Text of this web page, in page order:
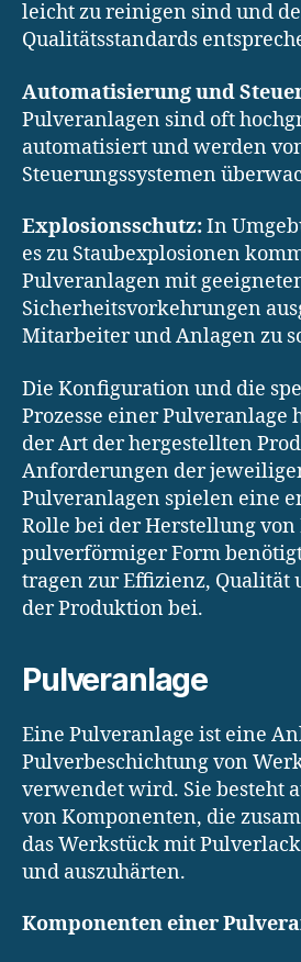
leicht zu reinigen sind und
Qualitätsstandards
Automatisierung und
Pulveranlagen sind oft
automatisiert und werden
Steuerungssystemen
Explosionsschutz:In
es zu Staubexplosionen
Pulveranlagen mit
Sicherheitsvorkehrungen
Mitarbeiter und Anlagen zu
Die Konfiguration und die
Prozesse einer Pulveranlage
der Art der hergestellten
Anforderungen der
Pulveranlagen spielen eine
Rolle bei der Herstellung
pulverförmiger Form
tragen zur Effizienz, Qualität
der Produktion bei.
Pulveranlage
Eine Pulveranlage ist eine
Pulverbeschichtung von
verwendet wird. Sie besteht
von Komponenten, die
das Werkstück mit
und auszuhärten.
Komponenten einer